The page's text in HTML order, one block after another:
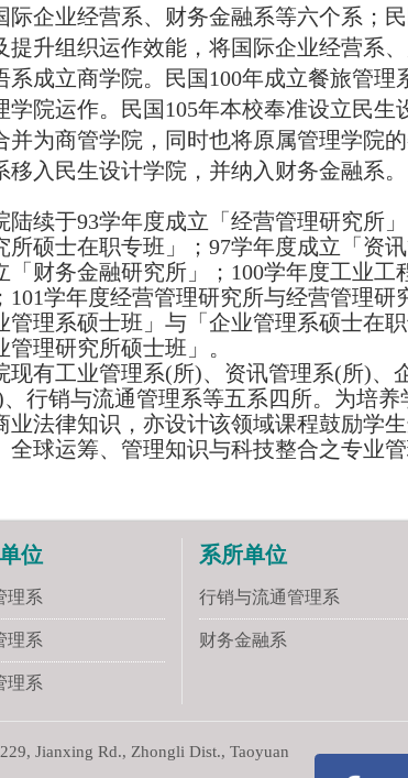
际企业经营系、财务金融系等六个系；
提升组织运作效能，将国际企业经营系
系成立商学院。
民国100年成立餐旅管理
学院运作。民国105年本校奉准设立民生
并为商管学院，同时也将原属管理学院
移入民生设计学院，并纳入财务金融系。
陆续于93学年度成立「经营管理研究所
所硕士在职专班」；97学年度成立「资
「财务金融研究所」；100学年度工业工
101学年度经营管理研究所与经营管理研
管理系硕士班」与「企业管理系硕士在
管理研究所硕士班」。
现有工业管理系(所)、资讯管理系(所)、
、行销与流通管理系等五系四所。为培
业法律知识，亦设计该领域课程鼓励学
全球运筹、管理知识与科技整合之专业管
位
理系
理系
理系
系所单位
行销与流通管理系
财务金融系
Jianxing Rd., Zhongli Dist., Taoyuan